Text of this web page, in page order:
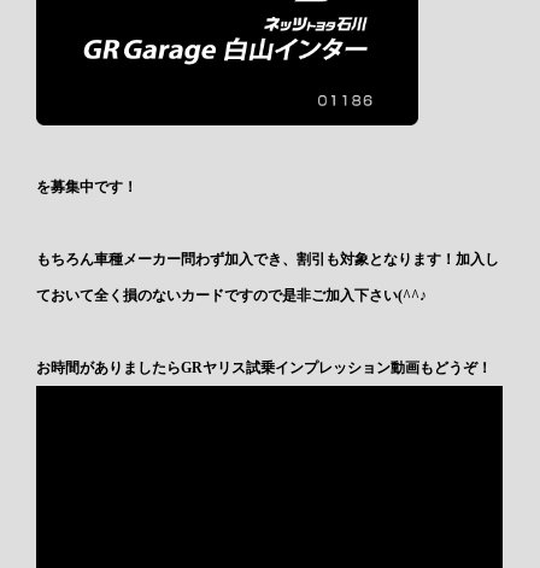
を募集中です！
もちろん車種メーカー問わず加入でき、割引も対象となります！加入し
ておいて全く損のないカードですので是非ご加入下さい(^^♪
お時間がありましたらGRヤリス試乗インプレッション動画もどうぞ！